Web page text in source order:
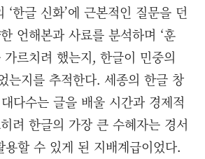
‘한글 신화’에 근본적인 질문을 던
언해본과 사료를 분석하며 ‘훈
가르치려 했는지, 한글이 민중의
는지를 추적한다. 세종의 한글 창
다수는 글을 배울 시간과 경제적
려 한글의 가장 큰 수혜자는 경서
할 수 있게 된 지배계급이었다.